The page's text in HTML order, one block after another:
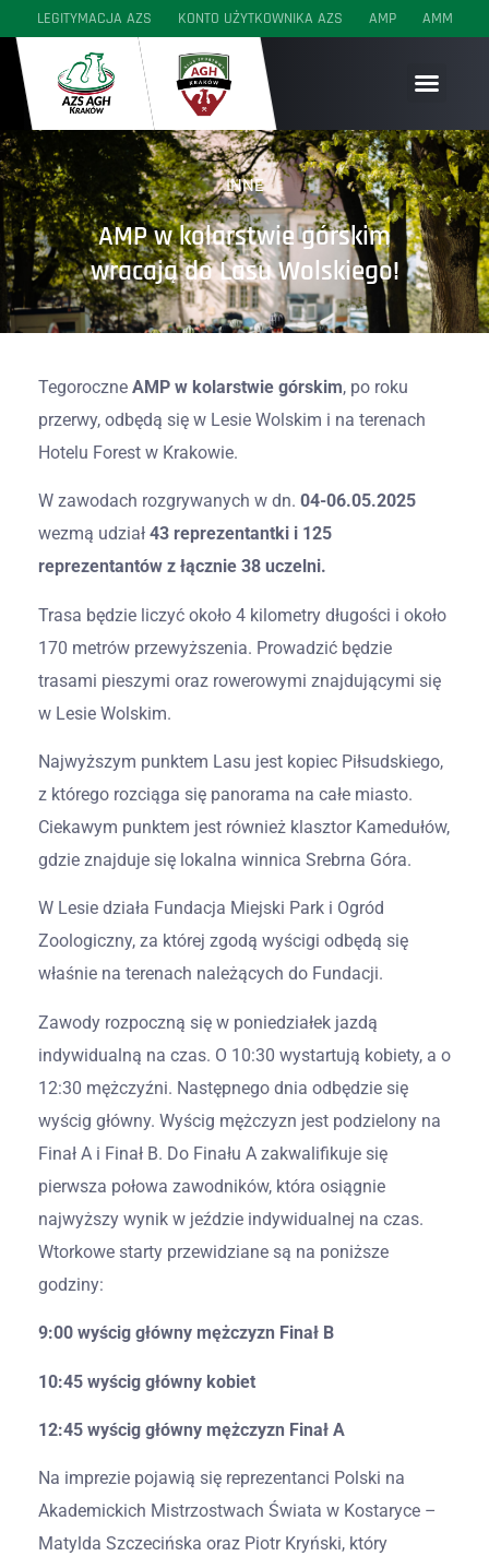
LEGITYMACJA AZS KONTO UŻYTKOWNIKA AZS AMP AMM
INNE
AMP w kolarstwie górskim
wracają do Lasu Wolskiego!
Tegoroczne AMP w kolarstwie górskim, po roku
przerwy, odbędą się w Lesie Wolskim i na terenach
Hotelu Forest w Krakowie.
W zawodach rozgrywanych w dn. 04-06.05.2025
wezmą udział 43 reprezentantki i 125
reprezentantów z łącznie 38 uczelni.
Trasa będzie liczyć około 4 kilometry długości i około
170 metrów przewyższenia. Prowadzić będzie
trasami pieszymi oraz rowerowymi znajdującymi się
w Lesie Wolskim.
Najwyższym punktem Lasu jest kopiec Piłsudskiego,
z którego rozciąga się panorama na całe miasto.
Ciekawym punktem jest również klasztor Kamedułów,
gdzie znajduje się lokalna winnica Srebrna Góra.
W Lesie działa Fundacja Miejski Park i Ogród
Zoologiczny, za której zgodą wyścigi odbędą się
właśnie na terenach należących do Fundacji.
Zawody rozpoczną się w poniedziałek jazdą
indywidualną na czas. O 10:30 wystartują kobiety, a o
12:30 mężczyźni. Następnego dnia odbędzie się
wyścig główny. Wyścig mężczyzn jest podzielony na
Finał A i Finał B. Do Finału A zakwalifikuje się
pierwsza połowa zawodników, która osiągnie
najwyższy wynik w jeździe indywidualnej na czas.
Wtorkowe starty przewidziane są na poniższe
godziny:
9:00 wyścig główny mężczyzn Finał B
10:45 wyścig główny kobiet
12:45 wyścig główny mężczyzn Finał A
Na imprezie pojawią się reprezentanci Polski na
Akademickich Mistrzostwach Świata w Kostaryce –
Matylda Szczecińska oraz Piotr Kryński, który